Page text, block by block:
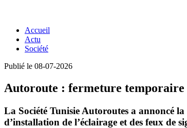
Accueil
Actu
Société
Publié le 08-07-2026
Autoroute : fermeture temporaire
La Société Tunisie Autoroutes a annoncé la
d’installation de l’éclairage et des feux de